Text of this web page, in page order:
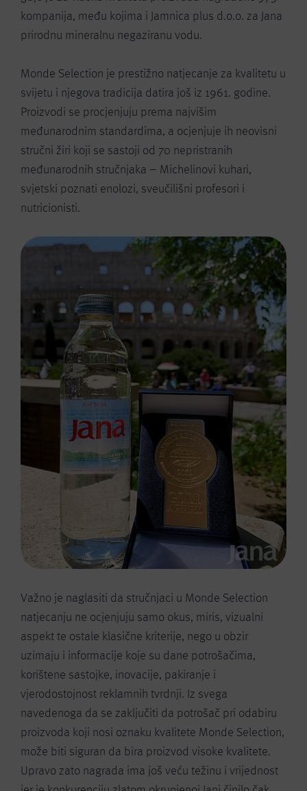
kompanija, među kojima i Jamnica plus d.o.o. za Jana
prirodnu mineralnu negaziranu vodu.
Monde Selection je prestižno natjecanje za kvalitetu u
svijetu i njegova tradicija datira još iz 1961. godine.
Proizvodi se procjenjuju prema najvišim
međunarodnim standardima, a ocjenjuje ih neovisni
stručni žiri koji se sastoji od 70 nepristranih
međunarodnih stručnjaka – Michelinovi kuhari,
svjetski poznati enolozi, sveučilišni profesori i
nutricionisti.
Važno je naglasiti da stručnjaci u Monde Selection
natjecanju ne ocjenjuju samo okus, miris, vizualni
aspekt te ostale klasične kriterije, nego u obzir
uzimaju i informacije koje su dane potrošačima,
korištene sastojke, inovacije, pakiranje i
vjerodostojnost reklamnih tvrdnji. Iz svega
navedenoga da se zaključiti da potrošač pri odabiru
proizvoda koji nosi oznaku kvalitete Monde Selection,
može biti siguran da bira proizvod visoke kvalitete.
Upravo zato nagrada ima još veću težinu i vrijednost